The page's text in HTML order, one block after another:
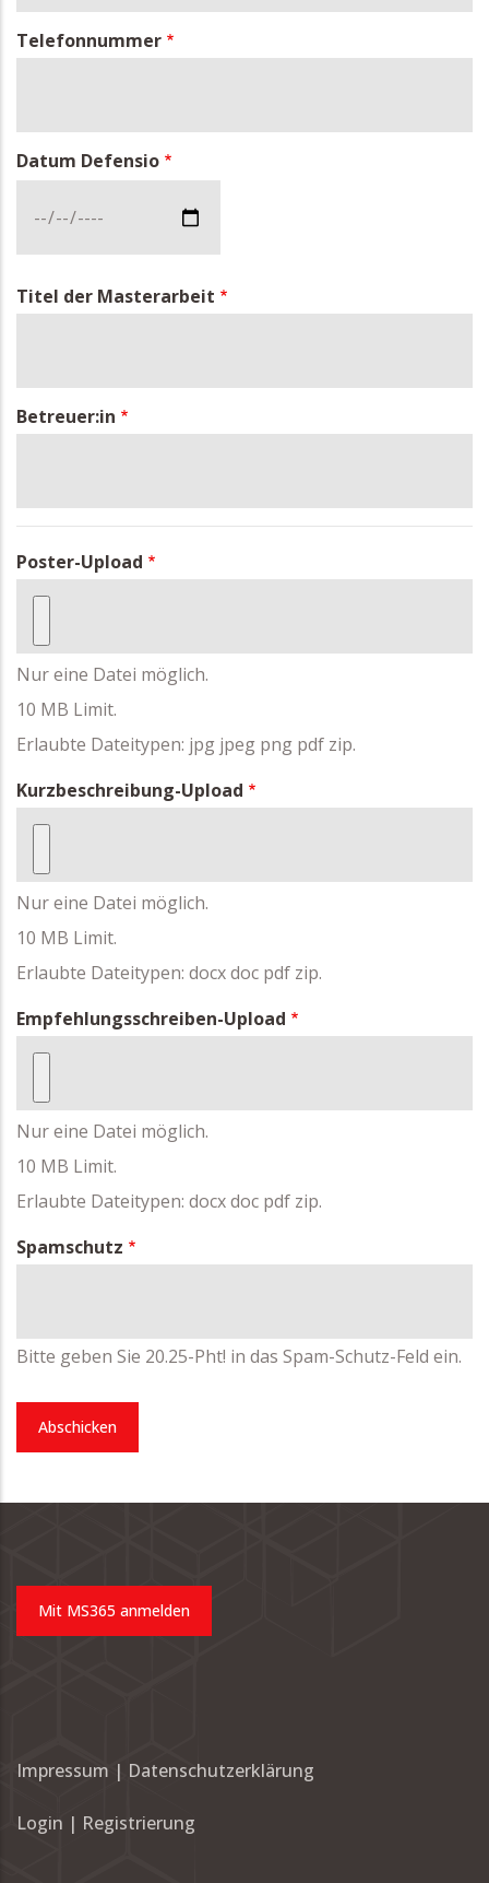
Telefonnummer
Datum Defensio
Defensio:
Datum
Titel der Masterarbeit
Betreuer:in
Poster-Upload
Nur eine Datei möglich.
10 MB Limit.
Erlaubte Dateitypen: jpg jpeg png pdf zip.
Kurzbeschreibung-Upload
Nur eine Datei möglich.
10 MB Limit.
Erlaubte Dateitypen: docx doc pdf zip.
Empfehlungsschreiben-Upload
Nur eine Datei möglich.
10 MB Limit.
Erlaubte Dateitypen: docx doc pdf zip.
Spamschutz
Bitte geben Sie 20.25-Pht! in das Spam-Schutz-Feld ein.
Impressum | Datenschutzerklärung
Login | Registrierung